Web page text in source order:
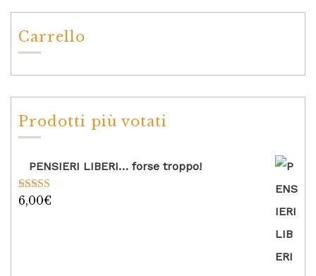
Carrello
Prodotti più votati
PENSIERI LIBERI… forse troppo!
Valutato
6,00€